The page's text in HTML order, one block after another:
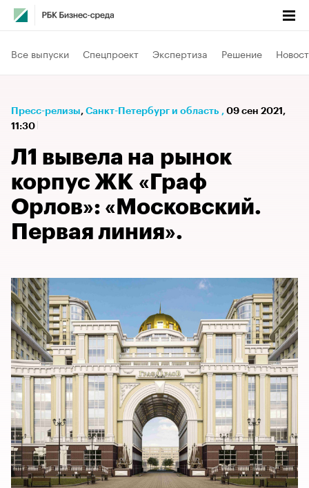
Все выпуски Спецпроект Экспертиза Решение
Пресс-релизы⁠, Санкт-Петербург и область , 09 сен 2021,
11:30
Л1 вывела на рынок
корпус ЖК «Граф
Орлов»: «Московский.
Первая линия».